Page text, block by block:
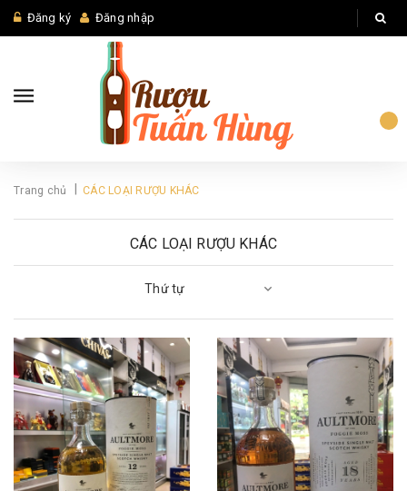
Đăng ký Đăng nhập
Trang chủ CÁC LOẠI RƯỢU KHÁC
CÁC LOẠI RƯỢU KHÁC
Thứ tự